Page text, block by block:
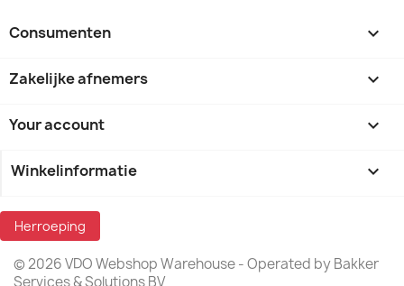
Consumenten 
Zakelijke afnemers 
Your account 
Winkelinformatie keyboard_arrow_down
Herroeping
© 2026 VDO Webshop Warehouse - Operated by Bakker
Services & Solutions BV